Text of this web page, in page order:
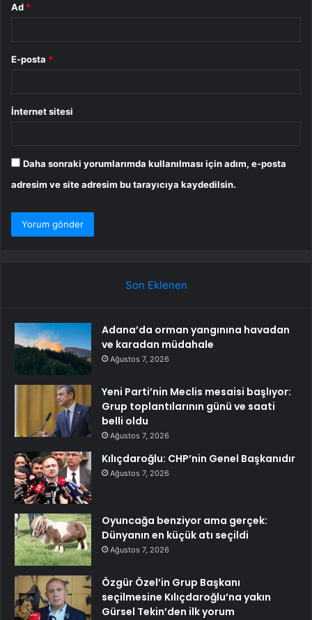
Ad *
E-posta *
İnternet sitesi
Daha sonraki yorumlarımda kullanılması için adım, e-posta
adresim ve site adresim bu tarayıcıya kaydedilsin.
Son Eklenen
Adana’da orman yangınına havadan
ve karadan müdahale
Ağustos 7, 2026
Yeni Parti’nin Meclis mesaisi başlıyor:
Grup toplantılarının günü ve saati
belli oldu
Ağustos 7, 2026
Kılıçdaroğlu: CHP’nin Genel Başkanıdır
Ağustos 7, 2026
Oyuncağa benziyor ama gerçek:
Dünyanın en küçük atı seçildi
Ağustos 7, 2026
Özgür Özel’in Grup Başkanı
seçilmesine Kılıçdaroğlu’na yakın
Gürsel Tekin’den ilk yorum